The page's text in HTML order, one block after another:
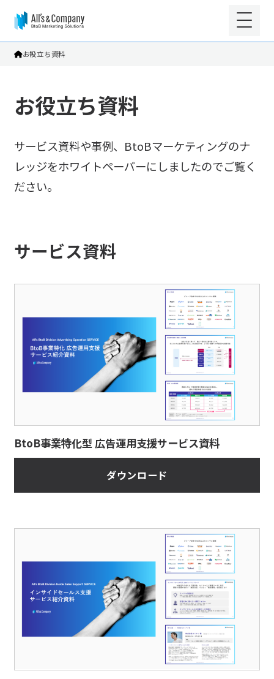
お役立ち資料
お役立ち資料
サービス資料や事例、BtoBマーケティングのナ
レッジをホワイトペーパーにしましたのでご覧く
ださい。
サービス資料
BtoB事業特化型 広告運用支援サービス資料
ダウンロード